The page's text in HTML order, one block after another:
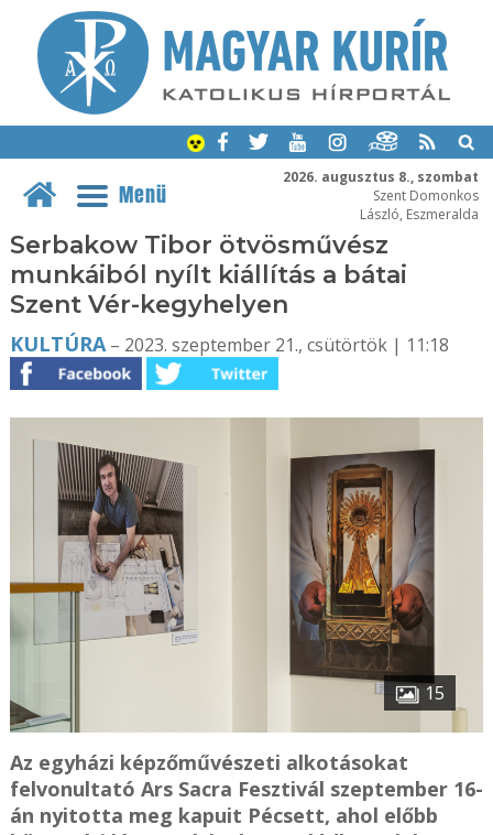
2026. augusztus 8., szombat
Szent Domonkos
László, Eszmeralda
Menü
Serbakow Tibor ötvösművész
munkáiból nyílt kiállítás a bátai
Szent Vér-kegyhelyen
KULTÚRA– 2023. szeptember 21., csütörtök | 11:18
15
Az egyházi képzőművészeti alkotásokat
felvonultató Ars Sacra Fesztivál szeptember 16-
án nyitotta meg kapuit Pécsett, ahol előbb